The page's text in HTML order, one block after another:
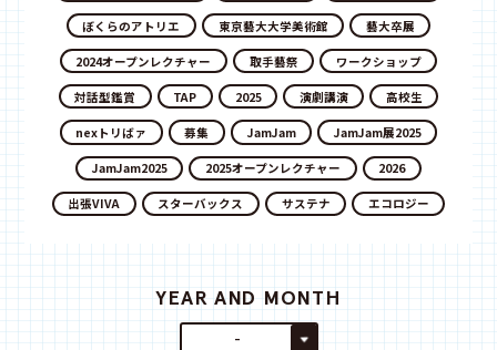
ぼくらのアトリエ 東京藝大大学美術館 藝大卒展
2024オープンレクチャー 取手藝祭 ワークショップ
対話型鑑賞 TAP 2025 演劇講演 高校生
nexトリばァ 募集 JamJam JamJam展2025
JamJam2025 2025オープンレクチャー 2026
出張VIVA スターバックス サステナ エコロジー
YEAR AND MONTH
-